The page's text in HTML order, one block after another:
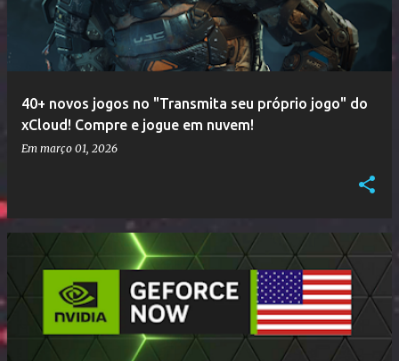
40+ novos jogos no "Transmita seu próprio jogo" do
xCloud! Compre e jogue em nuvem!
Em março 01, 2026